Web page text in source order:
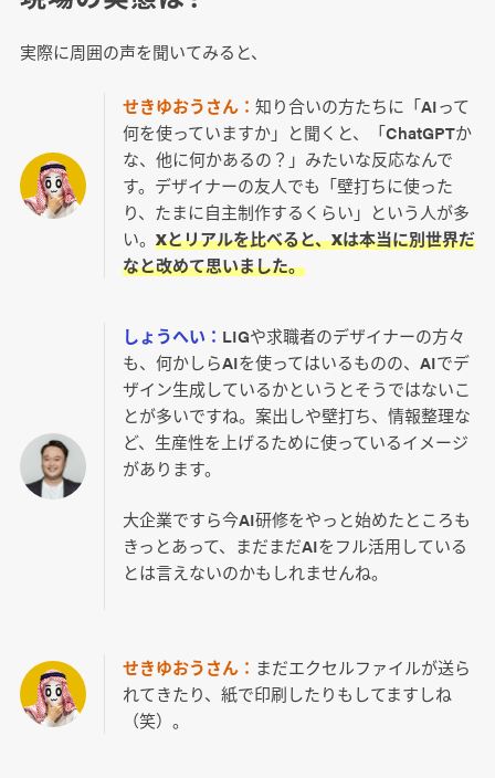
実際に周囲の声を聞いてみると、
せきゆおうさん： 知り合いの方たちに「AIって
何を使っていますか」と聞くと、「ChatGPTか
な、他に何かあるの？」みたいな反応なんで
す。デザイナーの友人でも「壁打ちに使った
り、たまに自主制作するくらい」という人が多
い。 Xとリアルを比べると、Xは本当に別世界だ
なと改めて思いました。
しょうへい： LIGや求職者のデザイナーの方々
も、何かしらAIを使ってはいるものの、AIでデ
ザイン生成しているかというとそうではないこ
とが多いですね。案出しや壁打ち、情報整理な
ど、生産性を上げるために使っているイメージ
があります。
大企業ですら今AI研修をやっと始めたところも
きっとあって、まだまだAIをフル活用している
とは言えないのかもしれませんね。
せきゆおうさん： まだエクセルファイルが送ら
れてきたり、紙で印刷したりもしてますしね
（笑）。